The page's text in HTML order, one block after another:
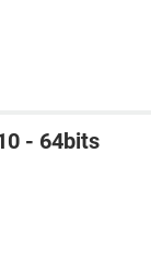
- 64bits